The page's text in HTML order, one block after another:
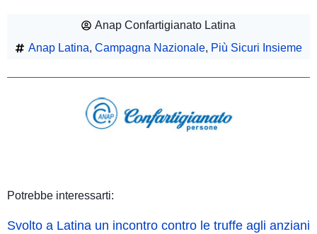
Anap Confartigianato Latina
Anap Latina, Campagna Nazionale, Più Sicuri Insieme
Potrebbe interessarti:
Svolto a Latina un incontro contro le truffe agli anziani